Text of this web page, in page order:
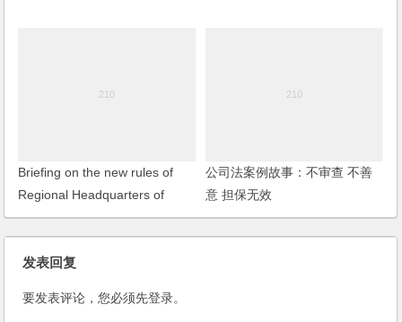
Briefing on the new rules of
Regional Headquarters of
Multinational Companies
公司法案例故事：不审查 不善
意 担保无效
发表回复
要发表评论，您必须先登录。